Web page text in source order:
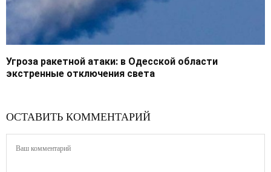
Угроза ракетной атаки: в Одесской области
экстренные отключения света
ОСТАВИТЬ КОММЕНТАРИЙ